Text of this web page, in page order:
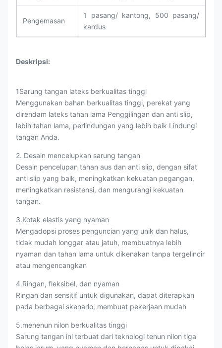
Pengemasan
1 pasang/ kantong, 500 pasang/
kardus
Deskripsi:
1Sarung tangan lateks berkualitas tinggi
Menggunakan bahan berkualitas tinggi, perekat yang
direndam lateks tahan lama Penggilingan dan anti slip,
lebih tahan lama, perlindungan yang lebih baik Lindungi
tangan Anda.
2. Desain mencelupkan sarung tangan
Desain pencelupan tahan aus dan anti slip, dengan sifat
anti slip yang baik, meningkatkan kekuatan pegangan,
meningkatkan resistensi, dan mengurangi kekuatan
tangan.
3.Kotak elastis yang nyaman
Mengadopsi proses penguncian yang unik dan halus,
tidak mudah longgar atau jatuh, membuatnya lebih
nyaman dan tahan lama untuk dikenakan tanpa tergelincir
atau mengencangkan
4.Ringan, fleksibel, dan nyaman
Ringan dan sensitif untuk digunakan, dapat diterapkan
pada berbagai skenario, membuat pekerjaan mudah
5.menenun nilon berkualitas tinggi
Sarung tangan ini terbuat dari teknologi tenun nilon tiga